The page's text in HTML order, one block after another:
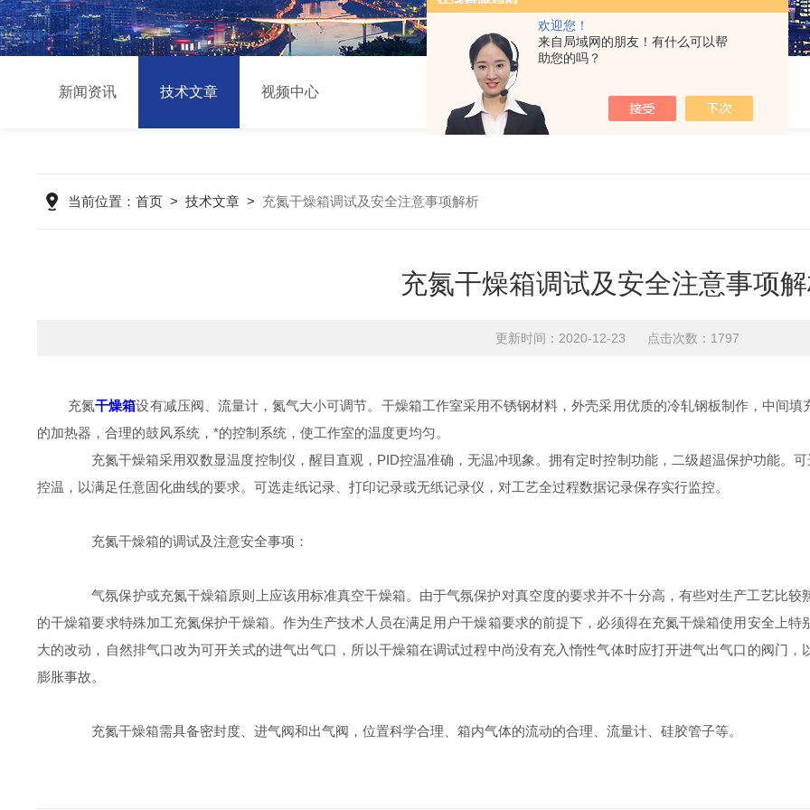
欢迎您！
来自局域网的朋友！有什么可以帮
助您的吗？
新闻资讯 技术文章 视频中心
当前位置： 首页> 技术文章> 充氮干燥箱调试及安全注意事项解析
充氮干燥箱调试及安全注意事项
更新时间：2020-12-23 点击次数：1797
充氮干燥箱设有减压阀、流量计，氮气大小可调节。干燥箱工作室采用不锈钢材料，外壳采用优质的冷轧钢板制作，中间
的加热器，合理的鼓风系统，*的控制系统，使工作室的温度更均匀。
充氮干燥箱采用双数显温度控制仪，醒目直观，PID控温准确，无温冲现象。拥有定时控制功能，二级超温保护功能。
控温，以满足任意固化曲线的要求。可选走纸记录、打印记录或无纸记录仪，对工艺全过程数据记录保存实行监控。
充氮干燥箱的调试及注意安全事项：
气氛保护或充氮干燥箱原则上应该用标准真空干燥箱。由于气氛保护对真空度的要求并不十分高，有些对生产工艺比较
的干燥箱要求特殊加工充氮保护干燥箱。作为生产技术人员在满足用户干燥箱要求的前提下，必须得在充氮干燥箱使用安全上
大的改动，自然排气口改为可开关式的进气出气口，所以干燥箱在调试过程中尚没有充入惰性气体时应打开进气出气口的阀门
膨胀事故。
充氮干燥箱需具备密封度、进气阀和出气阀，位置科学合理、箱内气体的流动的合理、流量计、硅胶管子等。